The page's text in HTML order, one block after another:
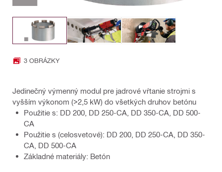
3 OBRÁZKY
Jedinečný výmenný modul pre jadrové vŕtanie strojmi s
vyšším výkonom (>2,5 kW) do všetkých druhov betónu
Použitie s: DD 200, DD 250-CA, DD 350-CA, DD 500-
CA
Použitie s (celosvetové): DD 200, DD 250-CA, DD 350-
CA, DD 500-CA
Základné materiály: Betón